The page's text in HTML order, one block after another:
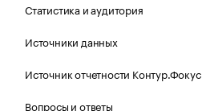
Статистика и аудитория
Источники данных
Источник отчетности Контур.Фокус
Вопросы и ответы